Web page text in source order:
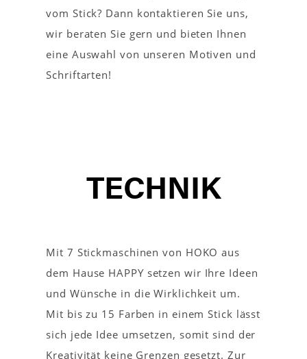
vom Stick? Dann kontaktieren Sie uns,
wir beraten Sie gern und bieten Ihnen
eine Auswahl von unseren Motiven und
Schriftarten!
TECHNIK
Mit 7 Stickmaschinen von HOKO aus
dem Hause HAPPY setzen wir Ihre Ideen
und Wünsche in die Wirklichkeit um.
Mit bis zu 15 Farben in einem Stick lässt
sich jede Idee umsetzen, somit sind der
Kreativität keine Grenzen gesetzt. Zur